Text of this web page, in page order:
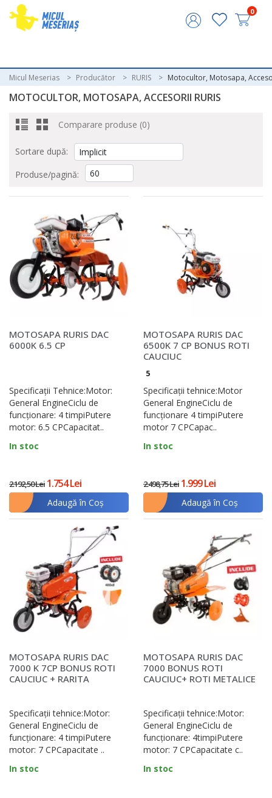
0
Micul Meserias Producător RURIS Motocultor, Motosapa,
MOTOCULTOR, MOTOSAPA, ACCESORII RURIS
Comparare produse (0)
Sortare după:
Produse/pagină:
MOTOSAPA RURIS DAC
6000K 6.5 CP
Specificații Tehnice:Motor:
General EngineCiclu de
funcţionare: 4 timpiPutere
motor: 6.5 CPCapacitat..
In stoc
2.192,50 Lei 1.754 Lei
Adaugă în Coş
MOTOSAPA RURIS DAC
6500K 7 CP BONUS ROTI
CAUCIUC
5
Specificații tehnice:Motor
General EngineCiclu de
funcţionare 4 timpiPutere
motor 7 CPCapac..
In stoc
2.498,75 Lei 1.999 Lei
Adaugă în Coş
MOTOSAPA RURIS DAC
7000 K 7CP BONUS ROTI
CAUCIUC + RARITA
Specificații tehnice:Motor:
General EngineCiclu de
funcţionare: 4 timpiPutere
motor: 7 CPCapacitate ..
In stoc
MOTOSAPA RURIS DAC
7000 BONUS ROTI
CAUCIUC+ ROTI METALICE
Specificații tehnice:Motor:
General EngineCiclu de
funcţionare: 4timpiPutere
motor: 7 CPCapacitate c..
In stoc